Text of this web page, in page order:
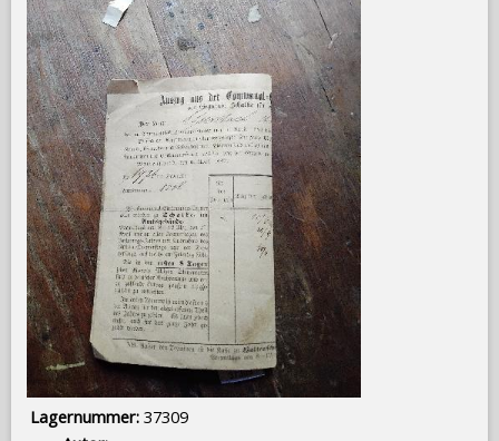
Lagernummer: 37309